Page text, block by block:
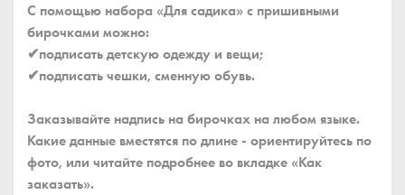
С помощью набора «Для садика» с пришивными
бирочками можно:
✔подписать детскую одежду и вещи;
✔подписать чешки, сменную обувь.
Заказывайте надпись на бирочках на любом языке.
Какие данные вместятся по длине - ориентируйтесь по
фото, или читайте подробнее во вкладке «Как
заказать».